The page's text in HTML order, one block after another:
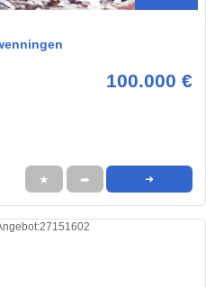
100.000 €
★ ➦ ➜